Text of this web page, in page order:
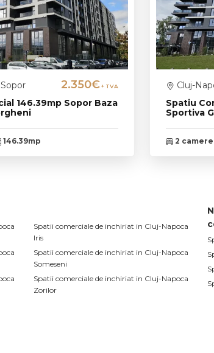
146.39mp Sopor Baza
2.350€+ TVA
146.39mp
Spatiu
Sportiva
Cluj-
2 camere
Spatii comerciale de inchiriat in Cluj-Napoca
Iris
Spatii comerciale de inchiriat in Cluj-Napoca
Someseni
Spatii comerciale de inchiriat in Cluj-Napoca
Zorilor